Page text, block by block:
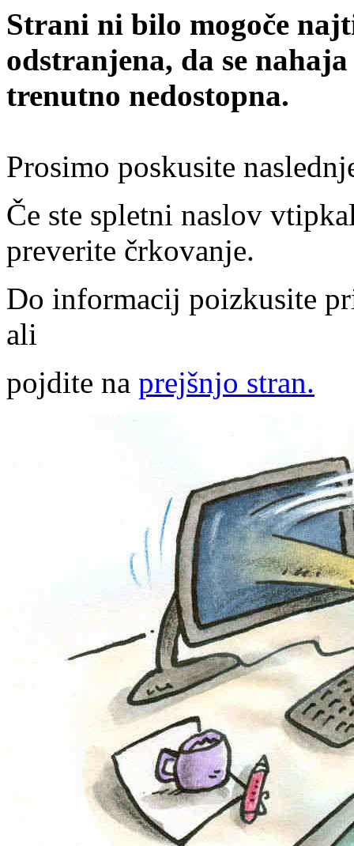
Strani ni bilo mogoče
odstranjena, da se
trenutno nedostopna.
Prosimo poskusite
Če ste spletni naslov
preverite črkovanje.
Do informacij poizkusite
ali
pojdite na prejšnjo stran.